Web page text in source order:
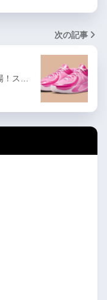
次の記事
！ス…